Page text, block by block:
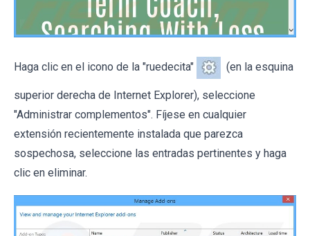
Haga clic en el icono de la "ruedecita" (en la esquina
superior derecha de Internet Explorer), seleccione
"Administrar complementos". Fíjese en cualquier
extensión recientemente instalada que parezca
sospechosa, seleccione las entradas pertinentes y haga
clic en eliminar.